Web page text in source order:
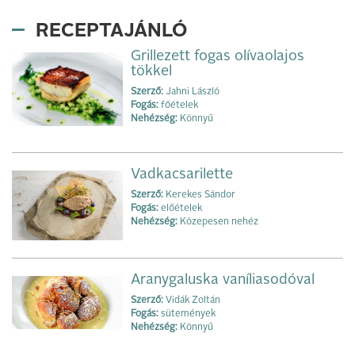
RECEPTAJÁNLÓ
Grillezett fogas olívaolajos
tökkel
Szerző: Jahni László
Fogás: főételek
Nehézség: Könnyű
Vadkacsarilette
Szerző: Kerekes Sándor
Fogás: előételek
Nehézség: Közepesen nehéz
Aranygaluska vaníliasodóval
Szerző: Vidák Zoltán
Fogás: sütemények
Nehézség: Könnyű